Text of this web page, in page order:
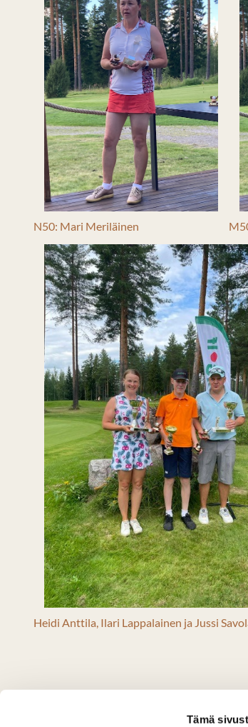
Tämä
N50: Mari Meriläinen
Heidi Anttila, Ilari Lappalainen ja Jussi